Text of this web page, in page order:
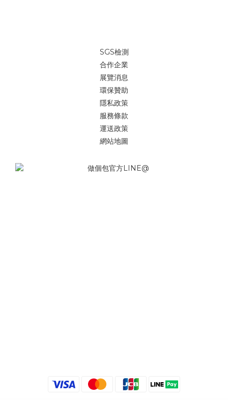
SGS檢測
合作企業
展覽消息
環保贊助
隱私政策
服務條款
運送政策
網站地圖